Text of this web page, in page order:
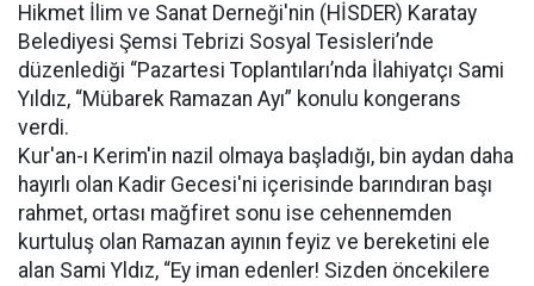
Hikmet İlim ve Sanat Derneği'nin (HİSDER) Karatay
Belediyesi Şemsi Tebrizi Sosyal Tesisleri’nde
düzenlediği “Pazartesi Toplantıları’nda İlahiyatçı Sami
Yıldız, “Mübarek Ramazan Ayı” konulu kongerans
verdi.
Kur'an-ı Kerim'in nazil olmaya başladığı, bin aydan daha
hayırlı olan Kadir Gecesi'ni içerisinde barındıran başı
rahmet, ortası mağfiret sonu ise cehennemden
kurtuluş olan Ramazan ayının feyiz ve bereketini ele
alan Sami Yldız, “Ey iman edenler! Sizden öncekilere